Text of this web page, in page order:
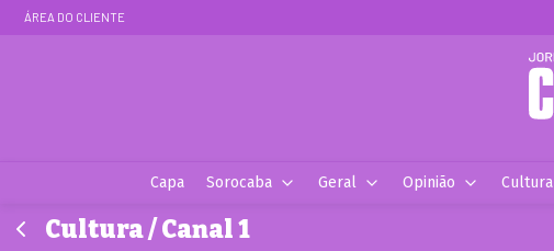
ÁREA DO CLIENTE
Capa Sorocaba Geral Opinião Cultura
Cultura / Canal 1